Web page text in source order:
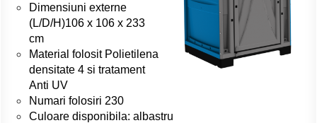
Dimensiuni externe
(L/D/H)106 x 106 x 233
cm
Material folosit Polietilena
densitate 4 si tratament
Anti UV
Numari folosiri 230
Culoare disponibila: albastru